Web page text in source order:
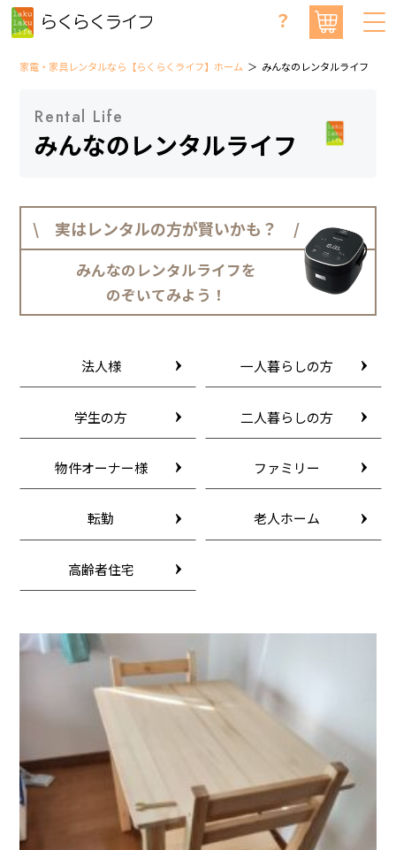
？
家電・家具レンタルなら【らくらくライフ】ホーム みんなのレンタルライフ
Rental Life
みんなのレンタルライフ
\ 実はレンタルの方が賢いかも？ /
みんなのレンタルライフを
のぞいてみよう！
法人様 一人暮らしの方
学生の方 二人暮らしの方
物件オーナー様 ファミリー
転勤 老人ホーム
高齢者住宅